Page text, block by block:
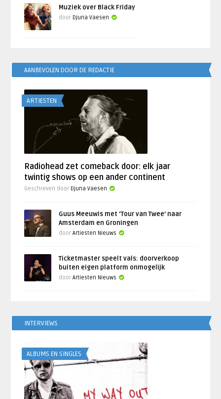
Muziek over Black Friday
door Djuna Vaesen
AANBEVOLEN DOOR DE REDACTIE
ARTIESTEN
Radiohead zet comeback door: elk jaar
twintig shows op een ander continent
Geschreven door Djuna Vaesen
Guus Meeuwis met ‘Tour van Twee’ naar
Amsterdam en Groningen
doorArtiesten Nieuws
Ticketmaster speelt vals: doorverkoop
buiten eigen platform onmogelijk
doorArtiesten Nieuws
INTERVIEWS
ALBUMS EN SINGLES